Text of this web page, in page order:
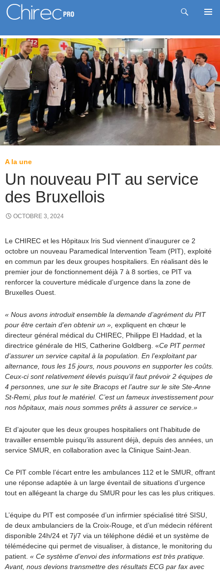
Recherche
Aller
au
contenu
A la une
Un nouveau PIT au service
des Bruxellois
OCTOBRE 3, 2024
Le CHIREC et les Hôpitaux Iris Sud viennent d’inaugurer ce 2
octobre un nouveau Paramedical Intervention Team (PIT), exploité
en commun par les deux groupes hospitaliers. En réalisant dès le
premier jour de fonctionnement déjà 7 à 8 sorties, ce PIT va
renforcer la couverture médicale d’urgence dans la zone de
Bruxelles Ouest.
« Nous avons introduit ensemble la demande d’agrément du PIT
pour être certain d’en obtenir un », expliquent en chœur le
directeur général médical du CHIREC, Philippe El Haddad, et la
directrice générale de HIS, Catherine Goldberg. «Ce PIT permet
d’assurer un service capital à la population. En l’exploitant par
alternance, tous les 15 jours, nous pouvons en supporter les coûts.
Ceux-ci sont relativement élevés puisqu’il faut prévoir 2 équipes de
4 personnes, une sur le site Bracops et l’autre sur le site Ste-Anne
St-Remi, plus tout le matériel. C’est un fameux investissement pour
nos hôpitaux, mais nous sommes prêts à assurer ce service.»
Et d’ajouter que les deux groupes hospitaliers ont l’habitude de
travailler ensemble puisqu’ils assurent déjà, depuis des années, un
service SMUR, en collaboration avec la Clinique Saint-Jean.
Ce PIT comble l’écart entre les ambulances 112 et le SMUR, offrant
une réponse adaptée à un large éventail de situations d’urgence
tout en allégeant la charge du SMUR pour les cas les plus critiques.
L’équipe du PIT est composée d’un infirmier spécialisé titré SISU,
de deux ambulanciers de la Croix-Rouge, et d’un médecin référent
disponible 24h/24 et 7j/7 via un téléphone dédié et un système de
télémédecine qui permet de visualiser, à distance, le monitoring du
patient. « Ce système d’envoi des informations est très pratique.
Avant, nous devions transmettre des résultats ECG par fax avec